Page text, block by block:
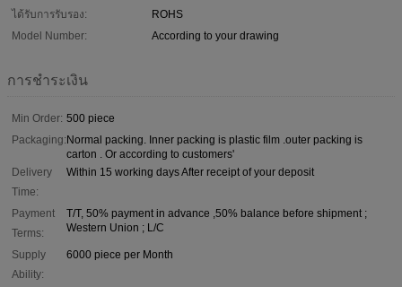
ได้รับการรับรอง:
ROHS
Model Number:
According to your drawing
การชำระเงิน
Min Order: 500 piece
Packaging:Normal packing. Inner packing is plastic film .outer packing is
carton . Or according to customers'
Delivery
Time:
Within 15 working days After receipt of your deposit
Payment
Terms:
T/T, 50% payment in advance ,50% balance before shipment ;
Western Union ; L/C
Supply
Ability:
6000 piece per Month